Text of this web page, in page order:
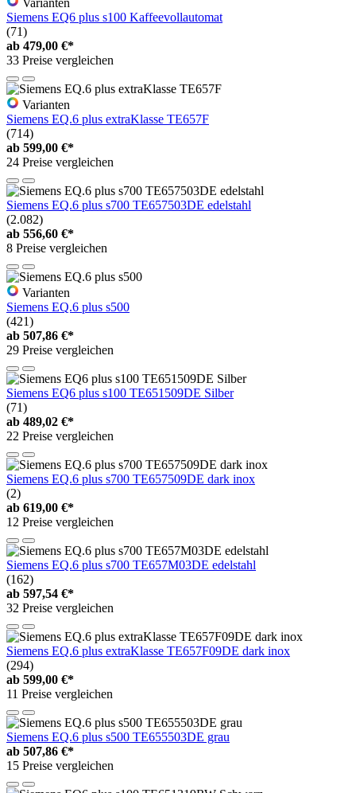
Varianten
Siemens EQ6 plus s100 Kaffeevollautomat
(71)
ab 479,00 €*
33 Preise vergleichen
Varianten
Siemens EQ.6 plus extraKlasse TE657F
(714)
ab 599,00 €*
24 Preise vergleichen
Siemens EQ.6 plus s700 TE657503DE edelstahl
(2.082)
ab 556,60 €*
8 Preise vergleichen
Varianten
Siemens EQ.6 plus s500
(421)
ab 507,86 €*
29 Preise vergleichen
Siemens EQ6 plus s100 TE651509DE Silber
(71)
ab 489,02 €*
22 Preise vergleichen
Siemens EQ.6 plus s700 TE657509DE dark inox
(2)
ab 619,00 €*
12 Preise vergleichen
Siemens EQ.6 plus s700 TE657M03DE edelstahl
(162)
ab 597,54 €*
32 Preise vergleichen
Siemens EQ.6 plus extraKlasse TE657F09DE dark inox
(294)
ab 599,00 €*
11 Preise vergleichen
Siemens EQ.6 plus s500 TE655503DE grau
ab 507,86 €*
15 Preise vergleichen